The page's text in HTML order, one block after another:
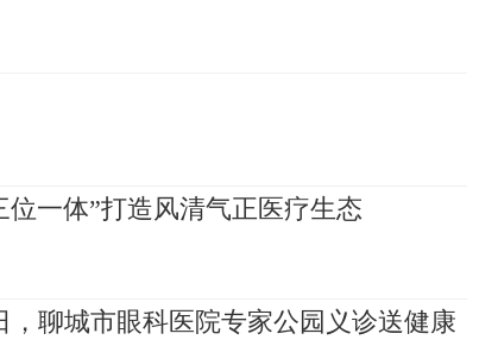
一体”打造风清气正医疗生态
，聊城市眼科医院专家公园义诊送健康